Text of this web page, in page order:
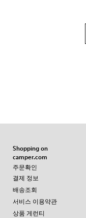
Shopping on
camper.com
주문확인
결제 정보
배송조회
서비스 이용약관
상품 게런티